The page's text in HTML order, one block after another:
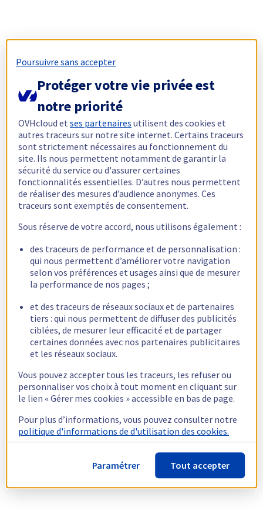
Poursuivre sans accepter
Protéger votre vie privée est
notre priorité
OVHcloud etses partenaires utilisent des cookies et
autres traceurs sur notre site internet. Certains traceurs
sont strictement nécessaires au fonctionnement du
site. Ils nous permettent notamment de garantir la
sécurité du service ou d'assurer certaines
fonctionnalités essentielles. D’autres nous permettent
de réaliser des mesures d’audience anonymes. Ces
traceurs sont exemptés de consentement.
Sous réserve de votre accord, nous utilisons également :
des traceurs de performance et de personnalisation :
qui nous permettent d’améliorer votre navigation
selon vos préférences et usages ainsi que de mesurer
la performance de nos pages ;
et des traceurs de réseaux sociaux et de partenaires
tiers : qui nous permettent de diffuser des publicités
ciblées, de mesurer leur efficacité et de partager
certaines données avec nos partenaires publicitaires
et les réseaux sociaux.
Vous pouvez accepter tous les traceurs, les refuser ou
personnaliser vos choix à tout moment en cliquant sur
le lien « Gérer mes cookies » accessible en bas de page.
Pour plus d’informations, vous pouvez consulter notre
politique d'informations de d'utilisation des cookies.
Paramétrer Tout accepter